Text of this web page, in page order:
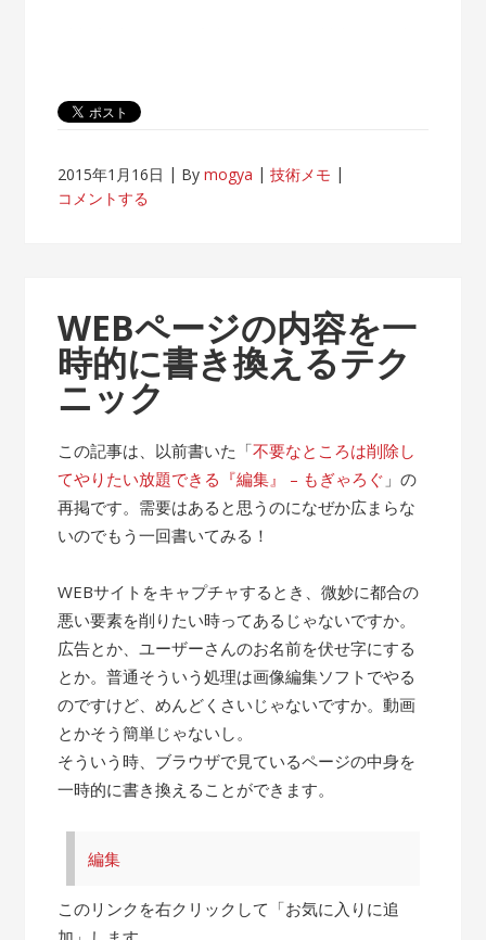
2015年1月16日 Bymogya
技術メモ
コメントする
WEBページの内容を一
時的に書き換えるテク
ニック
この記事は、以前書いた「不要なところは削除し
てやりたい放題できる『編集』 – もぎゃろぐ 」の
再掲です。需要はあると思うのになぜか広まらな
いのでもう一回書いてみる！
WEBサイトをキャプチャするとき、微妙に都合の
悪い要素を削りたい時ってあるじゃないですか。
広告とか、ユーザーさんのお名前を伏せ字にする
とか。普通そういう処理は画像編集ソフトでやる
のですけど、めんどくさいじゃないですか。動画
とかそう簡単じゃないし。
そういう時、ブラウザで見ているページの中身を
一時的に書き換えることができます。
編集
このリンクを右クリックして「お気に入りに追